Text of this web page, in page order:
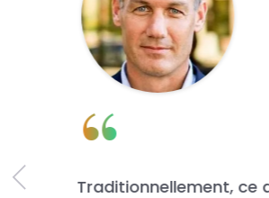
“
Traditionnellement, ce qui